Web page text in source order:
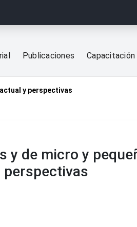
Publicaciones Capacitación
y perspectivas
y de micro y